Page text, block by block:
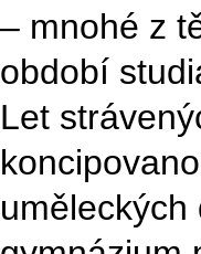
– mnohé z
období
Let
uměleckých